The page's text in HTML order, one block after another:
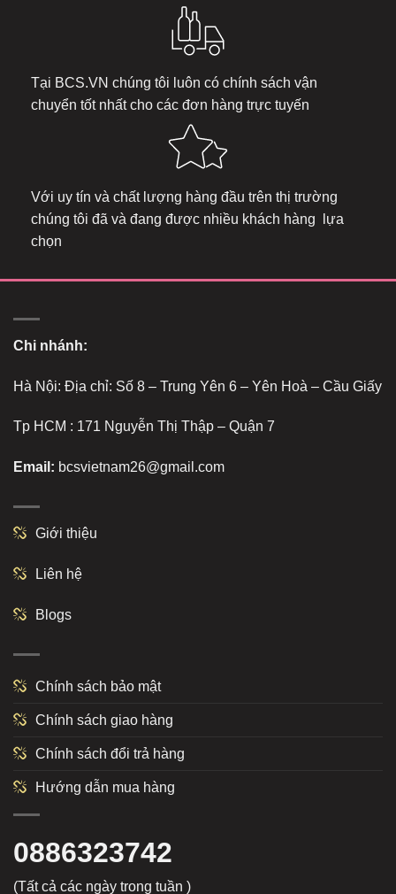
Tại BCS.VN chúng tôi luôn có chính sách vận
chuyển tốt nhất cho các đơn hàng trực tuyến
Với uy tín và chất lượng hàng đầu trên thị trường
chúng tôi đã và đang được nhiều khách hàng lựa
chọn
Chi nhánh:
Hà Nội: Địa chỉ: Số 8 – Trung Yên 6 – Yên Hoà – Cầu Giấy
Tp HCM : 171 Nguyễn Thị Thập – Quận 7
Email: bcsvietnam26@gmail.com
Giới thiệu
Liên hệ
Blogs
Chính sách bảo mật
Chính sách giao hàng
Chính sách đổi trả hàng
Hướng dẫn mua hàng
0886323742
(Tất cả các ngày trong tuần )